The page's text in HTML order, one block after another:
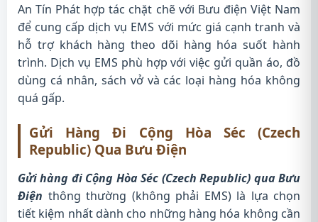
An Tín Phát hợp tác chặt chẽ với Bưu điện Việt Nam
để cung cấp dịch vụ EMS với mức giá cạnh tranh và
hỗ trợ khách hàng theo dõi hàng hóa suốt hành
trình. Dịch vụ EMS phù hợp với việc gửi quần áo, đồ
dùng cá nhân, sách vở và các loại hàng hóa không
quá gấp.
Gửi Hàng Đi Cộng Hòa Séc (Czech
Republic) Qua Bưu Điện
Gửi hàng đi Cộng Hòa Séc (Czech Republic) qua Bưu
Điện thông thường (không phải EMS) là lựa chọn
tiết kiệm nhất dành cho những hàng hóa không cần